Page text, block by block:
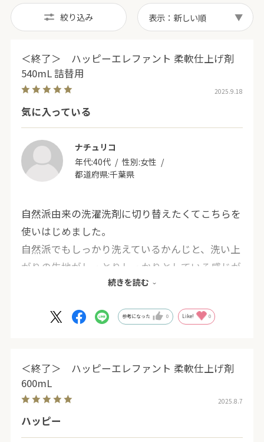
絞り込み 表示：新しい順
＜終了＞ ハッピーエレファント 柔軟仕上げ剤
540mL 詰替用
2025.9.18
気に入っている
ナチュリコ
年代:40代 性別:女性
都道府県:千葉県
自然派由来の洗濯洗剤に切り替えたくてこちらを
使いはじめました。
自然派でもしっかり洗えているかんじと、洗い上
がりの生地がしっとりしっかりとしている感じが
好きです。お洗濯による痛みがないかんじ。
ています。
続きを読む
参考になった 0 Like! 0
＜終了＞ ハッピーエレファント 柔軟仕上げ剤
600mL
2025.8.7
ハッピー